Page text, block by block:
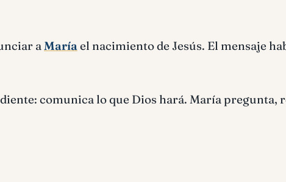
a Maríael nacimiento de Jesús. El mensaje
comunica lo que Dios hará. María pregunta,